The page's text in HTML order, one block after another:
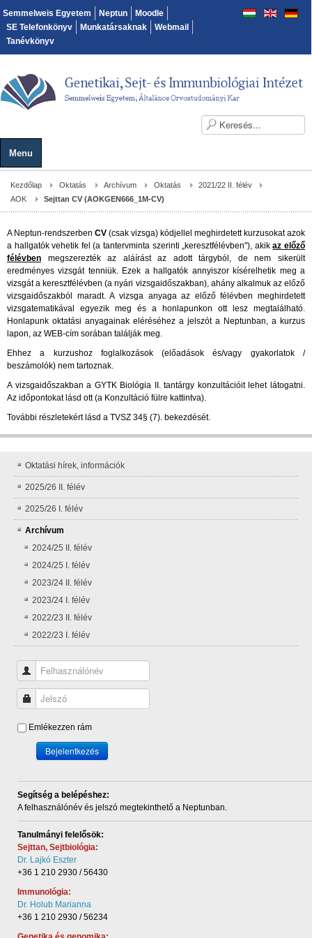
Semmelweis Egyetem Neptun
Moodle
SE Telefonkönyv
Munkatársaknak
Webmail
Tanévkönyv
Menu
Kezdőlap Oktatás Archívum Oktatás
2021/22 II. félév
AOK
Sejttan CV (AOKGEN666_1M-CV)
A Neptun-rendszerben CV (csak vizsga) kódjellel meghirdetett kurzusokat azok
a hallgatók vehetik fel (a tantervminta szerinti „keresztfélévben"), akikaz előző
félévben megszerezték az aláírást az adott tárgyból, de nem sikerült
eredményes vizsgát tenniük. Ezek a hallgatók annyiszor kísérelhetik meg a
vizsgát a keresztfélévben (a nyári vizsgaidőszakban), ahány alkalmuk az előző
vizsgaidőszakból maradt. A vizsga anyaga az előző félévben meghirdetett
vizsgatematikával egyezik meg és a honlapunkon ott lesz megtalálható.
Honlapunk oktatási anyagainak eléréséhez a jelszót a Neptunban, a kurzus
lapon, az WEB-cím sorában találják meg.
Ehhez a kurzushoz foglalkozások (előadások és/vagy gyakorlatok /
beszámolók) nem tartoznak.
A vizsgaidőszakban a GYTK Biológia II. tantárgy konzultációit lehet látogatni.
Az időpontokat lásd ott(a Konzultáció fülre kattintva).
További részletekért lásd a TVSZ 34§ (7). bekezdését.
Oktatási hírek, információk
2025/26 II. félév
2025/26 I. félév
Archívum
2024/25 II. félév
2024/25 I. félév
2023/24 II. félév
2023/24 I. félév
2022/23 II. félév
2022/23 I. félév
Felhasználónév
Jelszó
Emlékezzen rám
Bejelentkezés
Segítség a belépéshez:
A felhasználónév és jelszó megtekinthető a Neptunban.
Tanulmányi felelősök:
Sejttan, Sejtbiológia:
Dr. Lajkó Eszter
+36 1 210 2930 / 56430
Immunológia:
Dr. Holub Marianna
+36 1 210 2930 / 56234